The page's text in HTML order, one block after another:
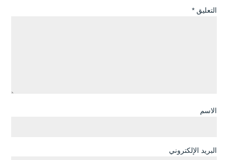
التعليق *
الاسم
البريد الإلكتروني